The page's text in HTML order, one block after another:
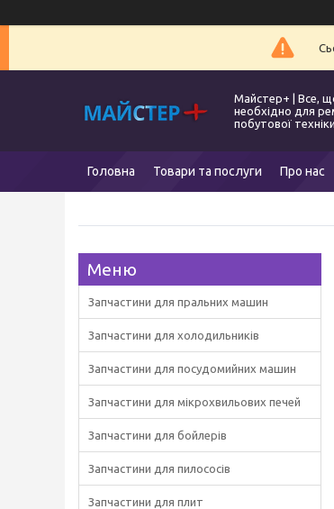
Майстер+ | Все,
необхідно для
побутової техніки
Головна Товари та послуги Про нас
Запчастини для пральних машин
Запчастини для холодильників
Запчастини для посудомийних машин
Запчастини для мікрохвильових печей
Запчастини для бойлерів
Запчастини для пилососів
Запчастини для плит